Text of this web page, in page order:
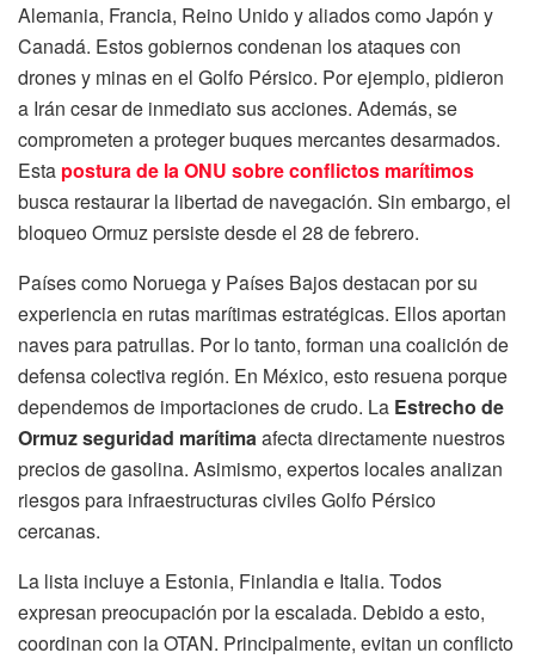
Alemania, Francia, Reino Unido y aliados como Japón y
Canadá. Estos gobiernos condenan los ataques con
drones y minas en el Golfo Pérsico. Por ejemplo, pidieron
a Irán cesar de inmediato sus acciones. Además, se
comprometen a proteger buques mercantes desarmados.
Esta postura de la ONU sobre conflictos marítimos
busca restaurar la libertad de navegación. Sin embargo, el
bloqueo Ormuz persiste desde el 28 de febrero.
Países como Noruega y Países Bajos destacan por su
experiencia en rutas marítimas estratégicas. Ellos aportan
naves para patrullas. Por lo tanto, forman una coalición de
defensa colectiva región. En México, esto resuena porque
dependemos de importaciones de crudo. La Estrecho de
Ormuz seguridad marítimaafecta directamente nuestros
precios de gasolina. Asimismo, expertos locales analizan
riesgos para infraestructuras civiles Golfo Pérsico
cercanas.
La lista incluye a Estonia, Finlandia e Italia. Todos
expresan preocupación por la escalada. Debido a esto,
coordinan con la OTAN. Principalmente, evitan un conflicto